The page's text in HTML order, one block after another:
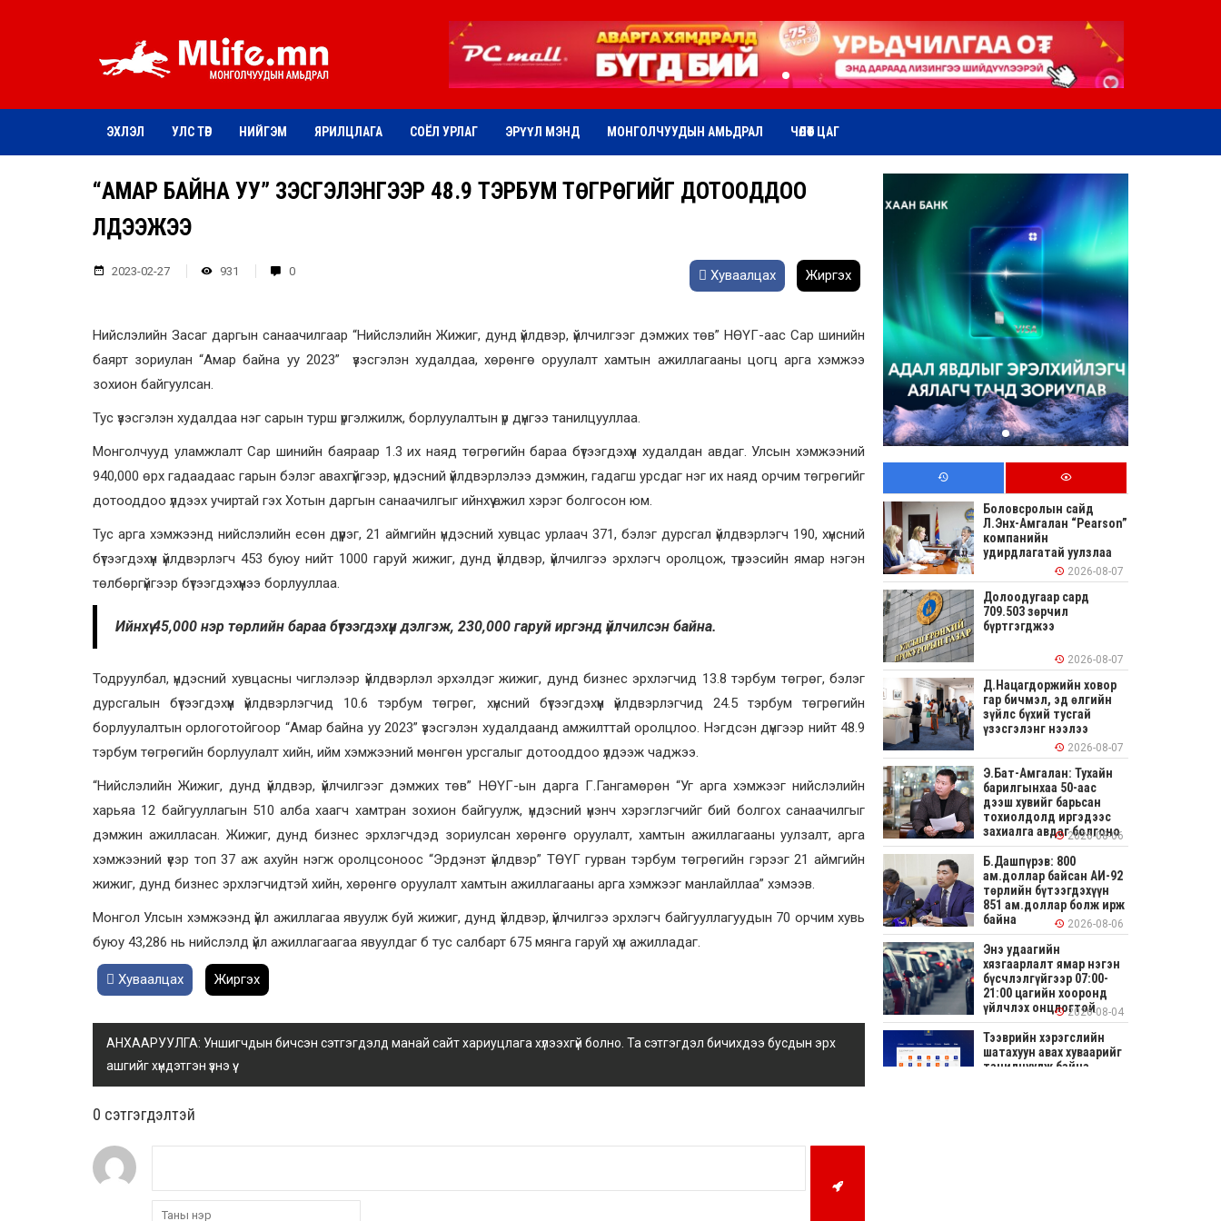
ЭХЛЭЛ УЛС ТӨР НИЙГЭМ ЯРИЛЦЛАГА СОЁЛ УРЛАГ ЭРҮҮЛ МЭНД МОНГОЛЧУУДЫН АМЬДРАЛ ЧӨЛӨӨТ ЦАГ
“АМАР БАЙНА УУ” ҮЗЭСГЭЛЭНГЭЭР 48.9 ТЭРБУМ ТӨГРӨГИЙГ ДОТООДДОО
ҮЛДЭЭЖЭЭ
2023-02-27 931 0 Хуваалцах Жиргэх
Нийслэлийн Засаг даргын санаачилгаар “Нийслэлийн Жижиг, дунд үйлдвэр, үйлчилгээг дэмжих төв” НӨҮГ-аас Сар шинийн
баярт зориулан “Амар байна уу 2023” үзэсгэлэн худалдаа, хөрөнгө оруулалт хамтын ажиллагааны цогц арга хэмжээ
зохион байгуулсан.
Тус үзэсгэлэн худалдаа нэг сарын турш үргэлжилж, борлуулалтын үр дүнгээ танилцууллаа.
Монголчууд уламжлалт Сар шинийн баяраар 1.3 их наяд төгрөгийн бараа бүтээгдэхүүн худалдан авдаг. Улсын хэмжээний
940,000 өрх гадаадаас гарын бэлэг авахгүйгээр, үндэсний үйлдвэрлэлээ дэмжин, гадагш урсдаг нэг их наяд орчим төгрөгийг
дотооддоо үлдээх учиртай гэх Хотын даргын санаачилгыг ийнхүү ажил хэрэг болгосон юм.
Тус арга хэмжээнд нийслэлийн есөн дүүрэг, 21 аймгийн үндэсний хувцас урлаач 371, бэлэг дурсгал үйлдвэрлэгч 190, хүнсний
бүтээгдэхүүн үйлдвэрлэгч 453 буюу нийт 1000 гаруй жижиг, дунд үйлдвэр, үйлчилгээ эрхлэгч оролцож, түрээсийн ямар нэгэн
төлбөргүйгээр бүтээгдэхүүнээ борлууллаа.
Ийнхүү 45,000 нэр төрлийн бараа бүтээгдэхүүн дэлгэж, 230,000 гаруй иргэнд үйлчилсэн байна.
Тодруулбал, үндэсний хувцасны чиглэлээр үйлдвэрлэл эрхэлдэг жижиг, дунд бизнес эрхлэгчид 13.8 тэрбум төгрөг, бэлэг
дурсгалын бүтээгдэхүүн үйлдвэрлэгчид 10.6 тэрбум төгрөг, хүнсний бүтээгдэхүүн үйлдвэрлэгчид 24.5 тэрбум төгрөгийн
борлуулалтын орлоготойгоор “Амар байна уу 2023” үзэсгэлэн худалдаанд амжилттай оролцлоо. Нэгдсэн дүнгээр нийт 48.9
тэрбум төгрөгийн борлуулалт хийн, ийм хэмжээний мөнгөн урсгалыг дотооддоо үлдээж чаджээ.
“Нийслэлийн Жижиг, дунд үйлдвэр, үйлчилгээг дэмжих төв” НӨҮГ-ын дарга Г.Гангамөрөн “Уг арга хэмжээг нийслэлийн
харьяа 12 байгууллагын 510 алба хаагч хамтран зохион байгуулж, үндэсний үнэнч хэрэглэгчийг бий болгох санаачилгыг
дэмжин ажилласан. Жижиг, дунд бизнес эрхлэгчдэд зориулсан хөрөнгө оруулалт, хамтын ажиллагааны уулзалт, арга
хэмжээний үеэр топ 37 аж ахуйн нэгж оролцсоноос “Эрдэнэт үйлдвэр” ТӨҮГ гурван тэрбум төгрөгийн гэрээг 21 аймгийн
жижиг, дунд бизнес эрхлэгчидтэй хийн, хөрөнгө оруулалт хамтын ажиллагааны арга хэмжээг манлайллаа” хэмээв.
Монгол Улсын хэмжээнд үйл ажиллагаа явуулж буй жижиг, дунд үйлдвэр, үйлчилгээ эрхлэгч байгууллагуудын 70 орчим хувь
буюу 43,286 нь нийслэлд үйл ажиллагаагаа явуулдаг б тус салбарт 675 мянга гаруй хүн ажилладаг.
Хуваалцах Жиргэх
АНХААРУУЛГА: Уншигчдын бичсэн сэтгэгдэлд манай сайт хариуцлага хүлээхгүй болно. Та сэтгэгдэл бичихдээ бусдын эрх
ашгийг хүндэтгэн үзнэ үү.
0 cэтгэгдэлтэй
Боловсролын сайд
Л.Энх-Амгалан “Pearson”
компанийн
удирдлагатай уулзлаа
2026-08-07
Долоодугаар сард
709.503 зөрчил
бүртгэгджээ
2026-08-07
Д.Нацагдоржийн ховор
гар бичмэл, эд өлгийн
зүйлс бүхий тусгай
үзэсгэлэнг нээлээ
2026-08-07
Э.Бат-Амгалан: Тухайн
барилгынхаа 50-аас
дээш хувийг барьсан
тохиолдолд иргэдээс
захиалга авдаг болгоно
2026-08-06
Б.Дашпүрэв: 800
ам.доллар байсан АИ-92
төрлийн бүтээгдэхүүн
851 ам.доллар болж ирж
байна
2026-08-06
Энэ удаагийн
хязгаарлалт ямар нэгэн
бүсчлэлгүйгээр 07:00-
21:00 цагийн хооронд
үйлчлэх онцлогтой2026-08-04
Тээврийн хэрэгслийн
шатахуун авах хуваарийг
танилцуулж байна